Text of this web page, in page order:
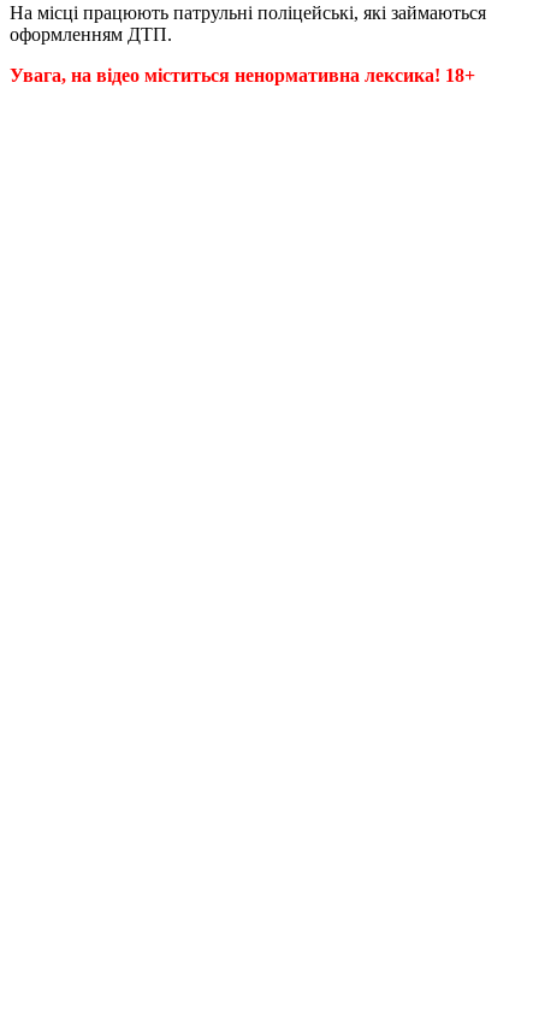
На місці працюють патрульні поліцейські, які займаються
оформленням ДТП.
Увага, на відео міститься ненормативна лексика! 18+